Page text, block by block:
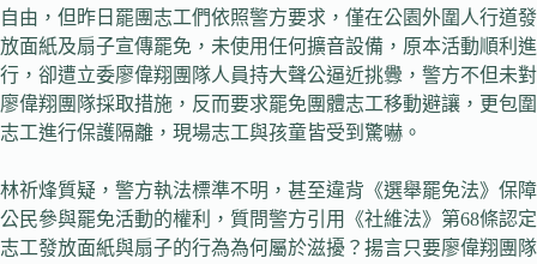
自由，但昨日罷團志工們依照警方要求，僅在公園外圍人行道發
放面紙及扇子宣傳罷免，未使用任何擴音設備，原本活動順利進
行，卻遭立委廖偉翔團隊人員持大聲公逼近挑釁，警方不但未對
廖偉翔團隊採取措施，反而要求罷免團體志工移動避讓，更包圍
志工進行保護隔離，現場志工與孩童皆受到驚嚇。
林祈烽質疑，警方執法標準不明，甚至違背《選舉罷免法》保障
公民參與罷免活動的權利，質問警方引用《社維法》第68條認定
志工發放面紙與扇子的行為為何屬於滋擾？揚言只要廖偉翔團隊